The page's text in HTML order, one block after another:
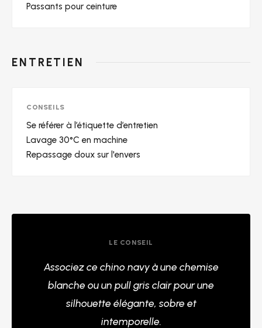
Passants pour ceinture
ENTRETIEN
CONSEILS
Se référer à l’étiquette d’entretien
Lavage 30°C en machine
Repassage doux sur l'envers
LE CONSEIL
Associez ce chino navy à une chemise
blanche ou un pull gris clair pour une
silhouette élégante, sobre et
intemporelle.